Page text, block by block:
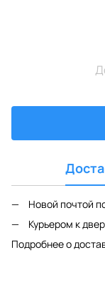
Новой почтой
Курьером к
Подробнее о